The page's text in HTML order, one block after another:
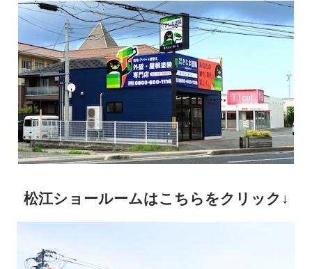
松江ショールームはこちらをクリック↓